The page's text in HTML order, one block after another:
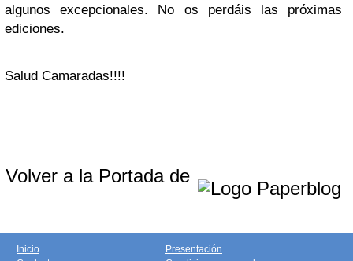
algunos excepcionales. No os perdáis las próximas
ediciones.
Salud Camaradas!!!!
Volver a la Portada de
Inicio
Presentación